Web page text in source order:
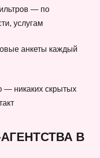
— по
услугам
анкеты каждый
— никаких скрытых
В